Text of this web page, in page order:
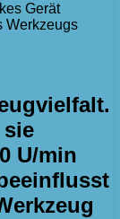
Gerät
Werkzeugs
sie
U/min